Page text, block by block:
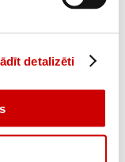
detalizēti